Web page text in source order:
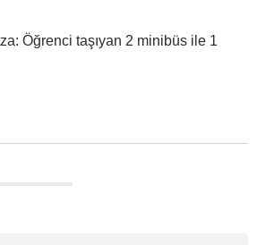
Öğrenci taşıyan 2 minibüs ile 1